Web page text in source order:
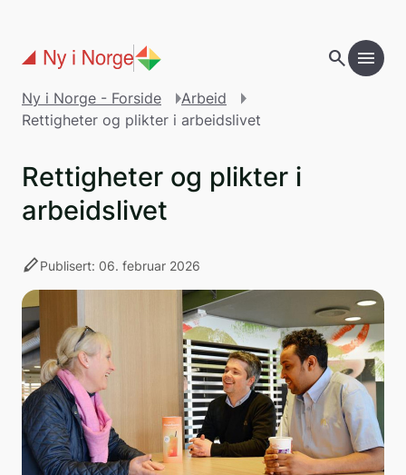
search menu
Ny i Norge - Forside
Arbeid
Rettigheter og plikter i arbeidslivet
Rettigheter og plikter i
arbeidslivet
stylusPublisert: 06. februar 2026
add